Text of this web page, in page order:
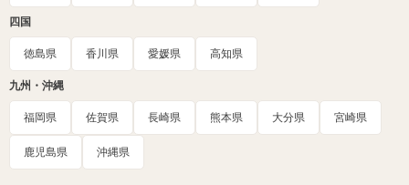
四国
徳島県 香川県 愛媛県 高知県
九州・沖縄
福岡県 佐賀県 長崎県 熊本県 大分県 宮崎県
鹿児島県 沖縄県